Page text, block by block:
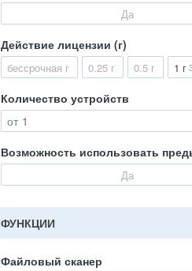
Да
Действие лицензии (г)
бессрочная г 0.25 г 0.5 г 1 г
Количество устройств
от
Возможность использовать
Да
ФУНКЦИИ
Файловый сканер